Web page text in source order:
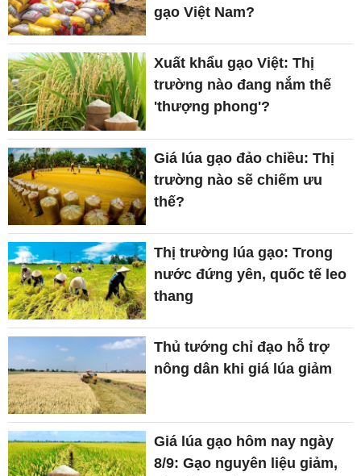
gạo Việt Nam?
Xuất khẩu gạo Việt: Thị
trường nào đang nắm thế
'thượng phong'?
Giá lúa gạo đảo chiều: Thị
trường nào sẽ chiếm ưu
thế?
Thị trường lúa gạo: Trong
nước đứng yên, quốc tế leo
thang
Thủ tướng chỉ đạo hỗ trợ
nông dân khi giá lúa giảm
Giá lúa gạo hôm nay ngày
8/9: Gạo nguyên liệu giảm,